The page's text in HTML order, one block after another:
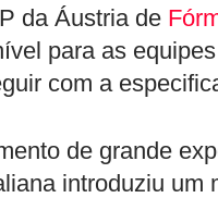
da Áustria de
para as
com a
de grande
introduziu um